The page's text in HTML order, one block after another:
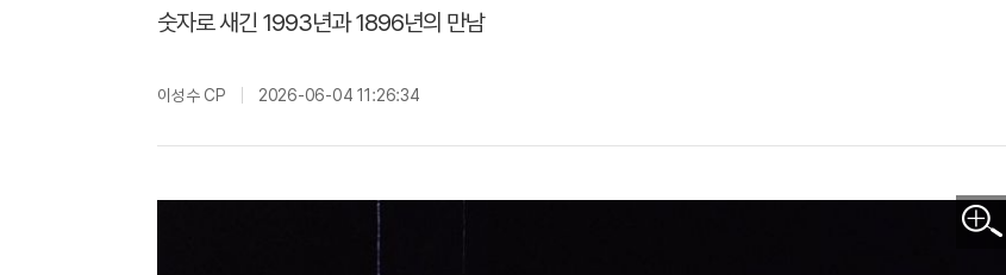
숫자로 새긴 1993년과 1896년의 만남
이성수 CP 2026-06-04 11:26:34
이미지 확대보기